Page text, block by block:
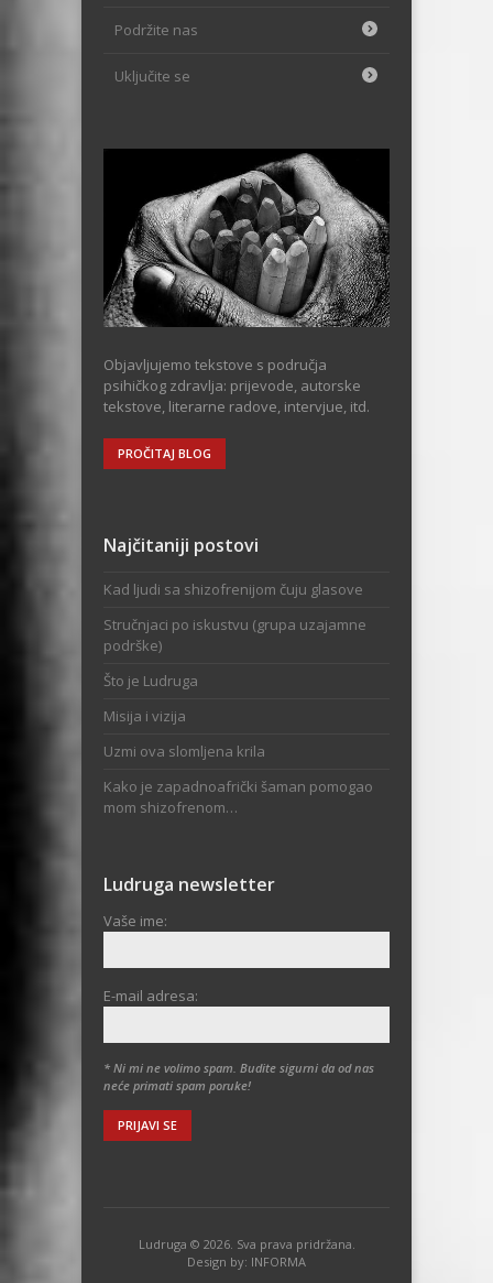
Podržite nas
Uključite se
Objavljujemo tekstove s područja
psihičkog zdravlja: prijevode, autorske
tekstove, literarne radove, intervjue, itd.
PROČITAJ BLOG
Najčitaniji postovi
Kad ljudi sa shizofrenijom čuju glasove
Stručnjaci po iskustvu (grupa uzajamne
podrške)
Što je Ludruga
Misija i vizija
Uzmi ova slomljena krila
Kako je zapadnoafrički šaman pomogao
mom shizofrenom…
Ludruga newsletter
Vaše ime:
E-mail adresa:
* Ni mi ne volimo spam. Budite sigurni da od nas
neće primati spam poruke!
Ludruga © 2026. Sva prava pridržana.
Design by: INFORMA